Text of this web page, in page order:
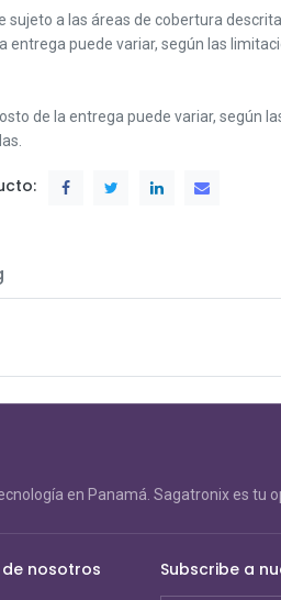
sujeto a las áreas de cobertura
entrega puede variar, según las
de la entrega puede variar, según
en Panamá. Sagatronix es tu
nosotros Subscribe a